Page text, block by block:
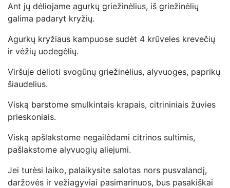
Ant jų dėliojame agurkų griežinėlius, iš griežinėlių
galima padaryt kryžių.
Agurkų kryžiaus kampuose sudėt 4 krūveles krevečių
ir vėžių uodegėlių.
Viršuje dėlioti svogūnų griežinėlius, alyvuoges, paprikų
šiaudelius.
Viską barstome smulkintais krapais, citrininiais žuvies
prieskoniais.
Viską apšlakstome negailėdami citrinos sultimis,
pašlakstome alyvuogių aliejumi.
Jei turėsi laiko, palaikysite salotas nors pusvalandį,
daržovės ir vežiagyviai pasimarinuos, bus pasakiškai